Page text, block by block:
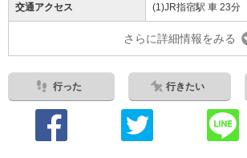
交通アクセス (1)JR指宿駅 車 23分
さらに詳細情報をみる
行った 行きたい